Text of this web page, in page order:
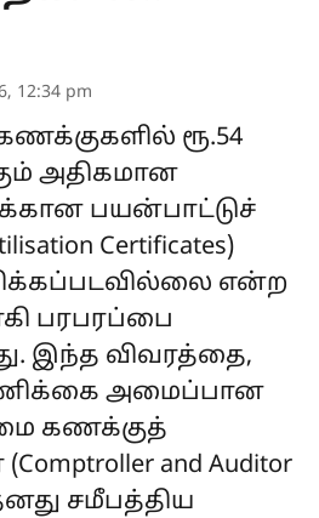
12:34 pm
ரூ.54
அதிகமான
பயன்பாட்டுச்
Certificates)
என்ற
பரபரப்பை
இந்த விவரத்தை,
அமைப்பான
கணக்குத்
and Auditor
தனது சமீபத்திய